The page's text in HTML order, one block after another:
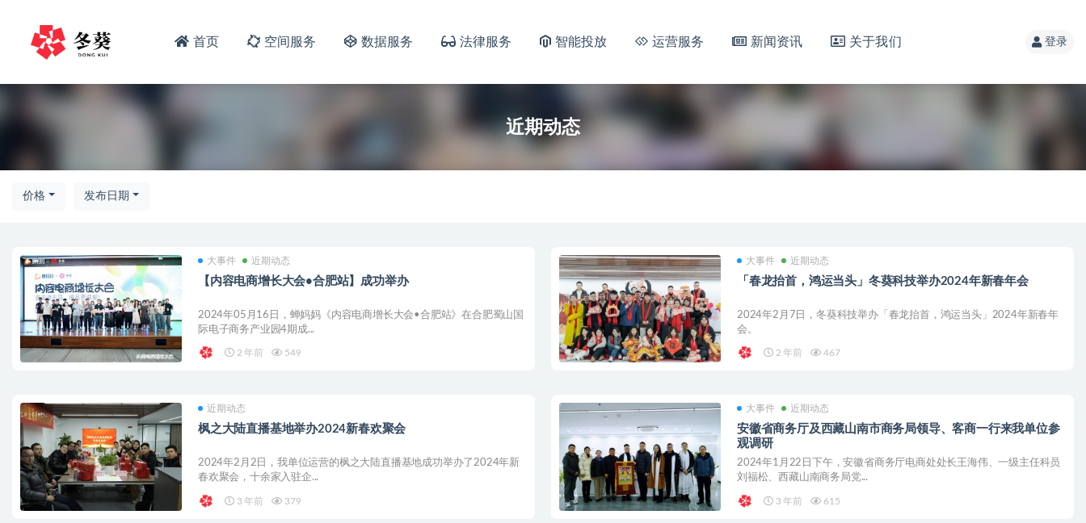
首页 空间服务 数据服务 法律服务 智能投放 运营服务 新闻资讯 关于我们 登录
近期动态
价格 发布日期
大事件 近期动态
【内容电商增长大会•合肥站】成功举办
2024年05月16日，蝉妈妈《内容电商增长大会•合肥站》在合肥蜀山国
际电子商务产业园4期成...
2 年前 549
大事件 近期动态
「春龙抬首，鸿运当头」冬葵科技举办2024年新春年会
2024年2月7日，冬葵科技举办「春龙抬首，鸿运当头」2024年新春年
会。
2 年前 467
近期动态
枫之大陆直播基地举办2024新春欢聚会
2024年2月2日，我单位运营的枫之大陆直播基地成功举办了2024年新
春欢聚会，十余家入驻企...
3 年前 379
大事件 近期动态
安徽省商务厅及西藏山南市商务局领导、客商一行来我单位参
观调研
2024年1月22日下午，安徽省商务厅电商处处长王海伟、一级主任科员
刘福松、西藏山南商务局党...
3 年前 615